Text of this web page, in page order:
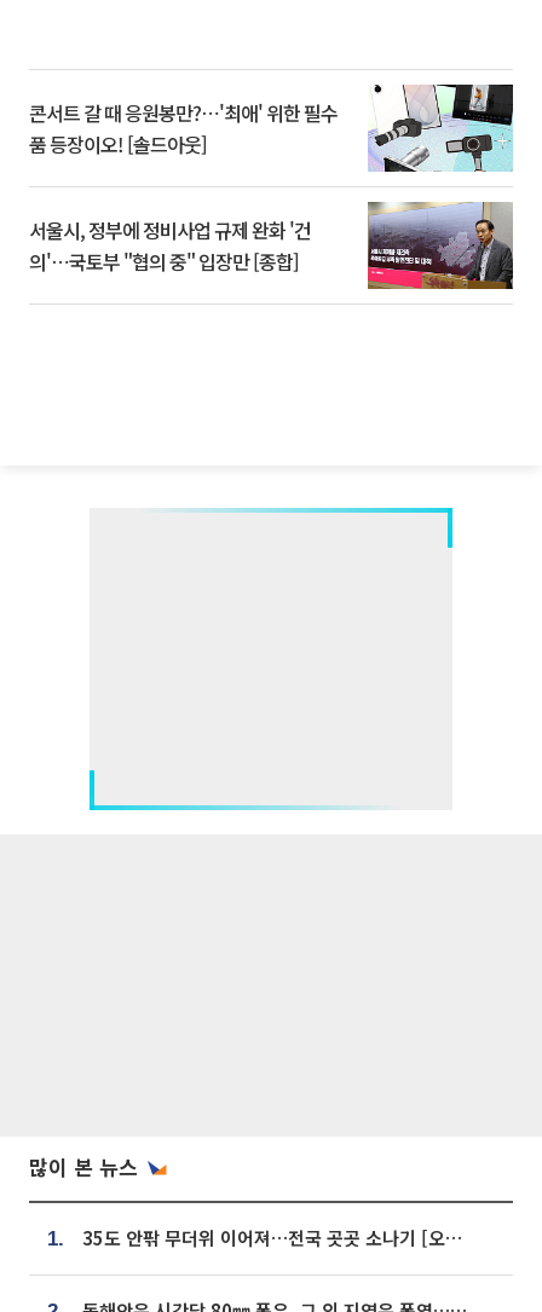
콘서트 갈 때 응원봉만?⋯'최애' 위한 필수
품 등장이오! [솔드아웃]
서울시, 정부에 정비사업 규제 완화 '건
의'⋯국토부 "협의 중" 입장만 [종합]
많이 본 뉴스
1. 35도 안팎 무더위 이어져…전국 곳곳 소나기 [오늘 날씨]